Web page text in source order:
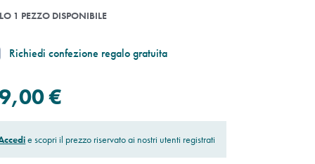
1 PEZZO DISPONIBILE
Richiedi confezione regalo gratuita
€
e scopri il prezzo riservato ai nostri utenti registrati